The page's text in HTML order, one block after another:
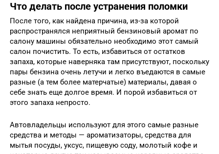
Что делать после устранения поломки
После того, как найдена причина, из-за которой
распространялся неприятный бензиновый аромат по
салону машины обязательно необходимо этот самый
салон почистить. То есть, избавиться от остатков
запаха, которые наверняка там присутствуют, поскольку
пары бензина очень летучи и легко въедаются в самые
разные (а тем более матерчатые) материалы, давая о
себе знать еще долгое время. И порой избавиться от
этого запаха непросто.
Автовладельцы используют для этого самые разные
средства и методы — ароматизаторы, средства для
мытья посуды, уксус, пищевую соду, молотый кофе и